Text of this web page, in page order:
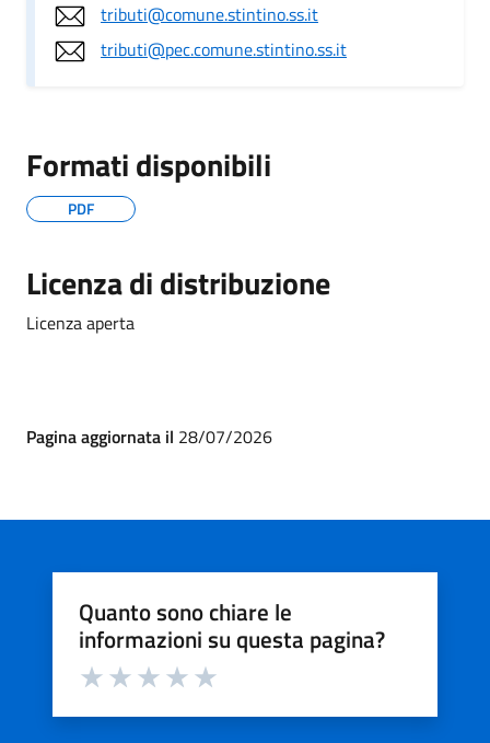
tributi@comune.stintino.ss.it
tributi@pec.comune.stintino.ss.it
Formati disponibili
PDF
Licenza di distribuzione
Licenza aperta
Pagina aggiornata il 28/07/2026
Quanto sono chiare le
informazioni su questa pagina?
Valuta da 1 a 5 stelle la pagina